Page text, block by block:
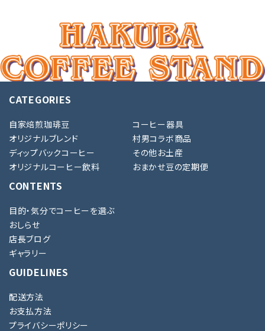
キーワード
カテゴリー
CATEGORIES
自家焙煎珈琲豆
コーヒー器具
オリジナルブレンド
村男コラボ商品
ディップバックコーヒー
その他お土産
オリジナルコーヒー飲料
おまかせ豆の定期便
CONTENTS
目的・気分でコーヒーを選ぶ
おしらせ
店長ブログ
ギャラリー
GUIDELINES
配送方法
お支払方法
プライバシーポリシー